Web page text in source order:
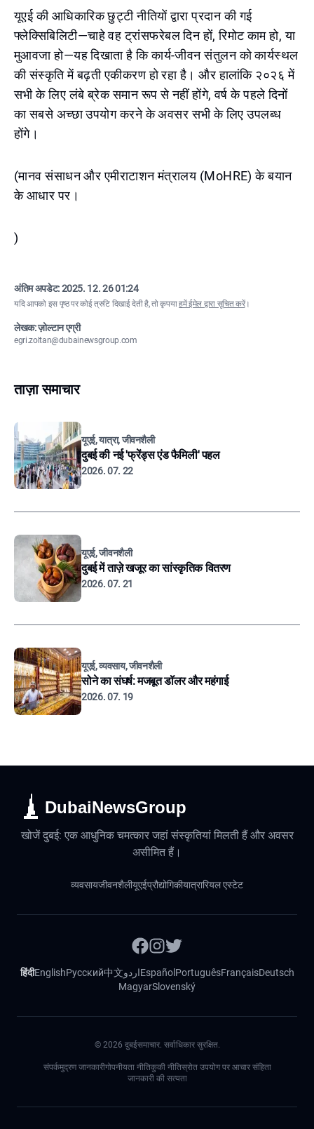
यूएई की आधिकारिक छुट्टी नीतियों द्वारा प्रदान की गई
फ्लेक्सिबिलिटी—चाहे वह ट्रांसफरेबल दिन हों, रिमोट काम हो, या
मुआवजा हो—यह दिखाता है कि कार्य-जीवन संतुलन को कार्यस्थल
की संस्कृति में बढ़ती एकीकरण हो रहा है। और हालांकि २०२६ में
सभी के लिए लंबे ब्रेक समान रूप से नहीं होंगे, वर्ष के पहले दिनों
का सबसे अच्छा उपयोग करने के अवसर सभी के लिए उपलब्ध
होंगे।
(मानव संसाधन और एमीराटाशन मंत्रालय (MoHRE) के बयान
के आधार पर।
)
अंतिम अपडेट:2025. 12. 26 01:24
यदि आपको इस पृष्ठ पर कोई त्रुटि दिखाई देती है, तो कृपयाहमें ईमेल द्वारा सूचित करें।
लेखक: ज़ोल्टान एग्री
egri.zoltan@dubainewsgroup.com
ताज़ा समाचार
यूएई, यात्रा, जीवनशैली
दुबई की नई 'फ्रेंड्स एंड फैमिली' पहल
2026. 07. 22
यूएई, जीवनशैली
दुबई में ताज़े खजूर का सांस्कृतिक वितरण
2026. 07. 21
यूएई, व्यवसाय, जीवनशैली
सोने का संघर्ष: मजबूत डॉलर और महंगाई
2026. 07. 19
DubaiNewsGroup
खोजें दुबई: एक आधुनिक चमत्कार जहां संस्कृतियां मिलती हैं और अवसर
असीमित हैं।
व्यवसायजीवनशैलीयूएईप्रौद्योगिकीयात्रारियल एस्टेट
हिंदीEnglishРусский中文اردوEspañol PortuguêsFrançaisDeutsch
MagyarSlovenský
© 2026 दुबईसमाचार. सर्वाधिकार सुरक्षित.
संपर्कमुद्रण जानकारीगोपनीयता नीतिकुकी नीतिस्रोत उपयोग पर आचार संहिता
जानकारी की सत्यता